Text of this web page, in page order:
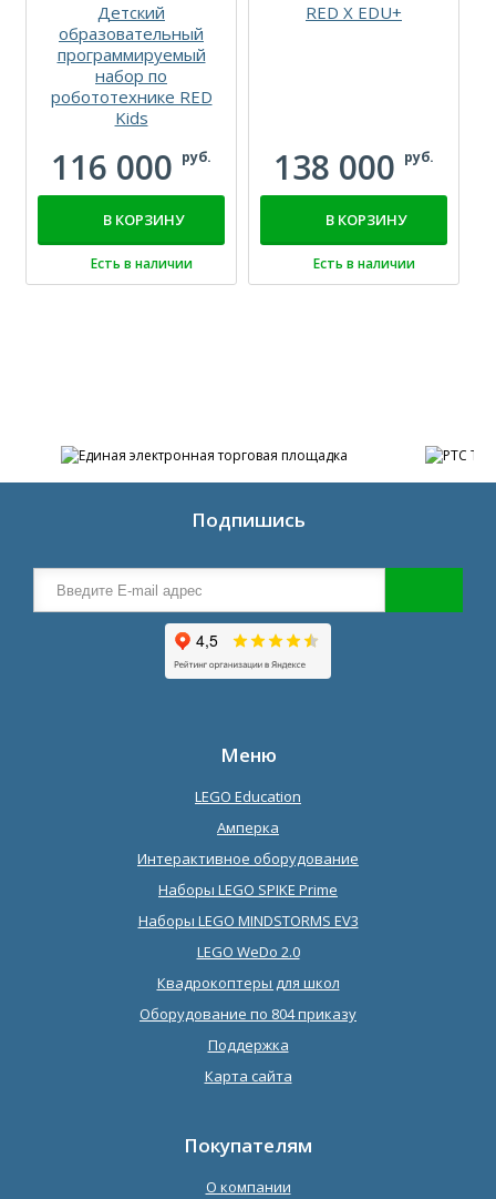
Детский
образовательный
программируемый
набор по
робототехнике RED
Kids
116 000 руб.
В КОРЗИНУ
Есть в наличии
RED X EDU+
138 000 руб.
В КОРЗИНУ
Есть в наличии
Подпишись
Меню
LEGO Education
Амперка
Интерактивное оборудование
Наборы LEGO SPIKE Prime
Наборы LEGO MINDSTORMS EV3
LEGO WeDo 2.0
Квадрокоптеры для школ
Оборудование по 804 приказу
Поддержка
Карта сайта
Покупателям
О компании